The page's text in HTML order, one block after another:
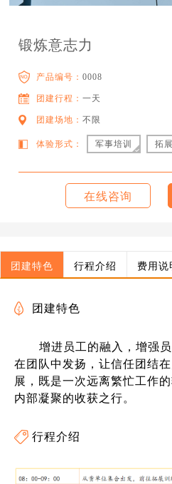
锻炼意志力
产品编号：0008
团建行程：一天
团建场地：不限
体验形式： 军事培训 拓
在线咨询
团建特色 行程介绍 费用说
团建特色
增进员工的融入，增强员
在团队中发扬，让信任团结
展，既是一次远离繁忙工作
内部凝聚的收获之行。
行程介绍